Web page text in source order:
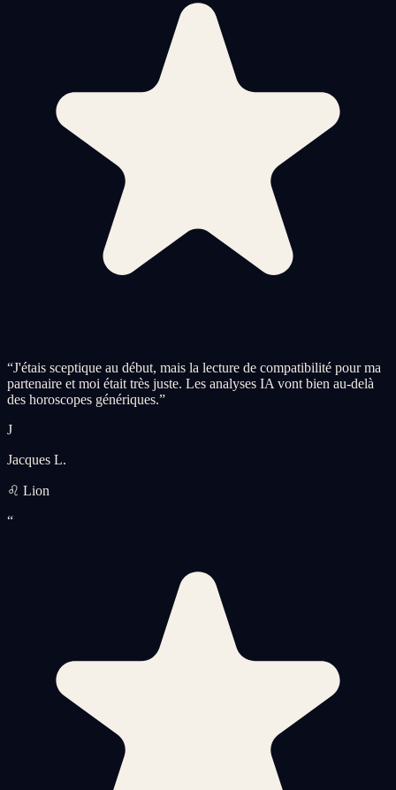
“J'étais sceptique au début, mais la lecture de compatibilité pour ma
partenaire et moi était très juste. Les analyses IA vont bien au-delà
des horoscopes génériques.”
J
Jacques L.
♌ Lion
“